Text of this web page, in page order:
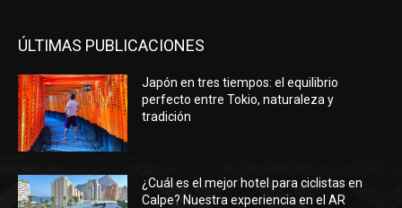
ÚLTIMAS PUBLICACIONES
Japón en tres tiempos: el equilibrio
perfecto entre Tokio, naturaleza y
tradición
¿Cuál es el mejor hotel para ciclistas en
Calpe? Nuestra experiencia en el AR